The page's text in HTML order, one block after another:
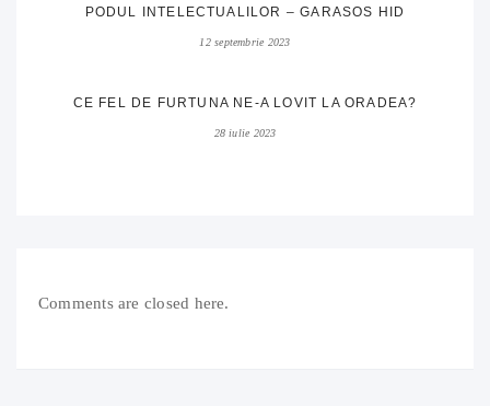
PODUL INTELECTUALILOR – GARASOS HID
12 septembrie 2023
CE FEL DE FURTUNA NE-A LOVIT LA ORADEA?
28 iulie 2023
Comments are closed here.